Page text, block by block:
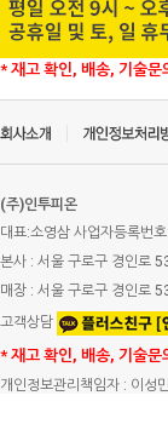
* 재고 확인, 배송, 기술문
(주)인투피온
대표:소영삼 사업자등록번
본사 : 서울 구로구 경인로
매장 : 서울 구로구 경인로
고객상담
* 재고 확인, 배송, 기술문
개인정보관리책임자 : 이